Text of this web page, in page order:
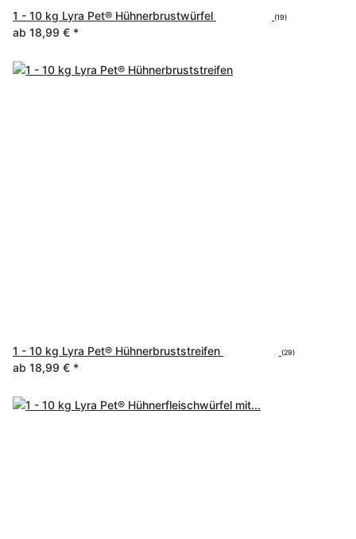
1 - 10 kg Lyra Pet® Hühnerbrustwürfel (19)
ab 18,99 € *
1 - 10 kg Lyra Pet® Hühnerbruststreifen (29)
ab 18,99 € *